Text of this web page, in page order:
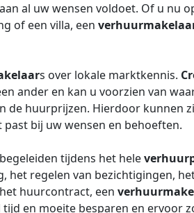
al uw wensen voldoet. Of u nu
of een villa, een
s over lokale marktkennis.
ander en kan u voorzien van
de huurprijzen. Hierdoor kunnen
bij uw wensen en behoeften.
tijdens het hele
het regelen van bezichtigingen,
huurcontract, een
en moeite besparen en ervoor